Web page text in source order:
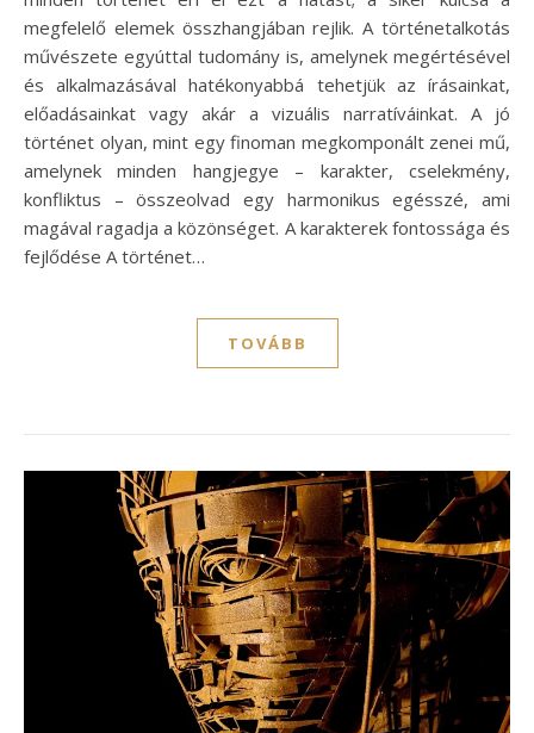
megfelelő elemek összhangjában rejlik. A történetalkotás
művészete egyúttal tudomány is, amelynek megértésével
és alkalmazásával hatékonyabbá tehetjük az írásainkat,
előadásainkat vagy akár a vizuális narratíváinkat. A jó
történet olyan, mint egy finoman megkomponált zenei mű,
amelynek minden hangjegye – karakter, cselekmény,
konfliktus – összeolvad egy harmonikus egésszé, ami
magával ragadja a közönséget. A karakterek fontossága és
fejlődése A történet…
TOVÁBB